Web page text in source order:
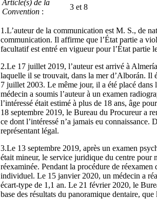
Article(s) de la
Convention :
3 et 8
1.L’auteur de la communication est M. S., de
communication. Il affirme que l’État partie a
facultatif est entré en vigueur pour l’État partie
2.Le 17 juillet 2019, l’auteur est arrivé à
laquelle il se trouvait, dans la mer d’Alborán. Il
7 juillet 2003. Le même jour, il a été placé
médecin a soumis l’auteur à un examen
l’intéressé était estimé à plus de 18 ans, âge
18 septembre 2019, le Bureau du Procureur a
ce dont l’intéressé n’a jamais eu connaissance.
représentant légal.
3.Le 13 septembre 2019, après un examen
était mineur, le service juridique du centre pour
réexaminée. Pendant la procédure de
individuel. Le 15 janvier 2020, un médecin a
écart-type de 1,1 an. Le 21 février 2020, le
base des résultats du panoramique dentaire, que